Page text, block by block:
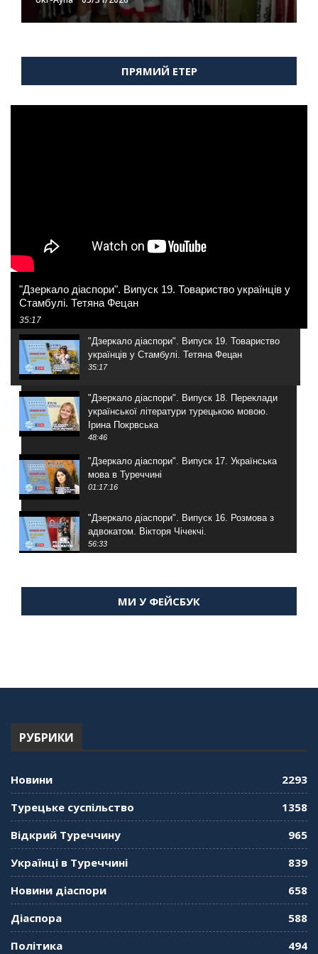
ПРЯМИЙ ЕТЕР
"Дзеркало діаспори". Випуск 19. Товариство українців у
Стамбулі. Тетяна Фецан
35:17
"Дзеркало діаспори". Випуск 19. Товариство
українців у Стамбулі. Тетяна Фецан
35:17
"Дзеркало діаспори". Випуск 18. Переклади
української літератури турецькою мовою.
Ірина Покрвська
48:46
"Дзеркало діаспори". Випуск 17. Українська
мова в Туреччині
01:17:16
"Дзеркало діаспори". Випуск 16. Розмова з
адвокатом. Вікторя Чічекчі.
56:33
Мухарський про життя в Туреччині
"Дзеркало діаспори". Випуск 13. МУШ в
"Дзеркало діаспори". Випуск 11. Олександр
"Дзеркало діаспори". Випуск 10. Тонкощі та
МИ У ФЕЙСБУК
РУБРИКИ
Новини
2293
Турецьке суспільство
1358
Відкрий Туреччину
965
Українці в Туреччині
839
Новини діаспори
658
Діаспора
588
Політика
494